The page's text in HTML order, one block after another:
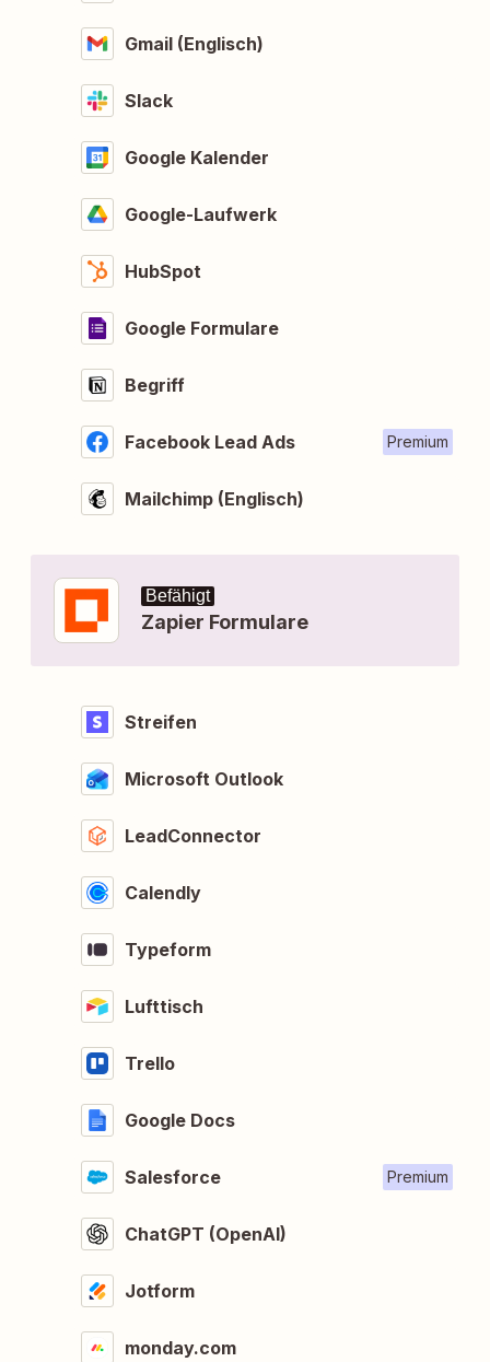
Gmail (Englisch)
Slack
Google Kalender
Google-Laufwerk
HubSpot
Google Formulare
Begriff
Facebook Lead Ads Premium
Mailchimp (Englisch)
Befähigt
Zapier Formulare
Streifen
Microsoft Outlook
LeadConnector
Calendly
Typeform
Lufttisch
Trello
Google Docs
Salesforce Premium
ChatGPT (OpenAI)
Jotform
monday.com